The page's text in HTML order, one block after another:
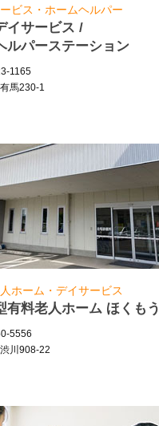
ビス・ホームヘルパー
イサービス /
ルパーステーション
1165
馬230-1
ホーム・デイサービス
有料老人ホーム ほくもう
5556
川908-22